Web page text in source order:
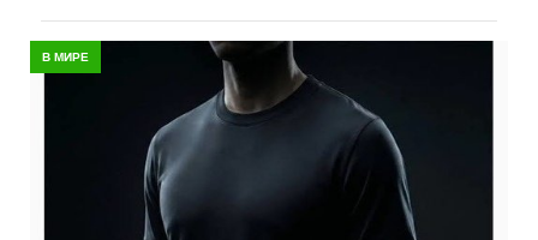
В МИРЕ